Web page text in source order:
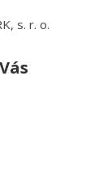
s. r. o.